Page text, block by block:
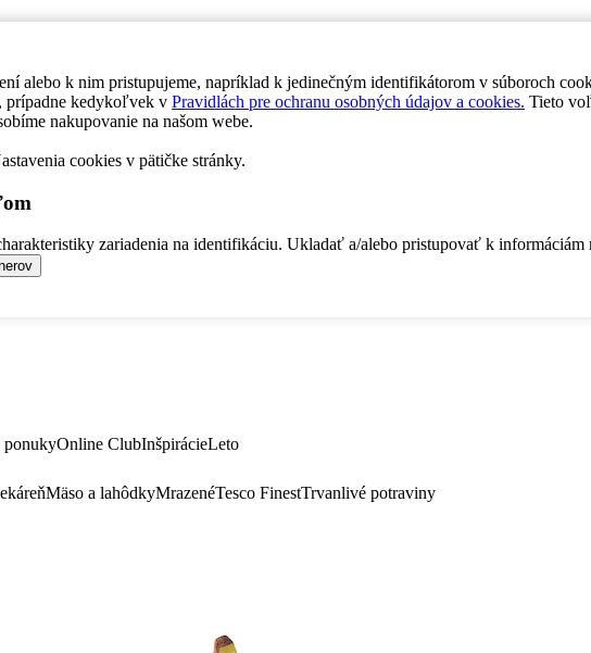
alebo k nim pristupujeme, napríklad k jedinečným identifikátorom v súboroch
prípadne kedykoľvek v Pravidlách pre ochranu osobných údajov a cookies. Tieto
nakupovanie na našom webe.
cookies v pätičke stránky.
zariadenia na identifikáciu. Ukladať a/alebo pristupovať k informáciám
ponukyOnline ClubInšpirácieLeto
Mäso a lahôdkyMrazenéTesco FinestTrvanlivé potraviny